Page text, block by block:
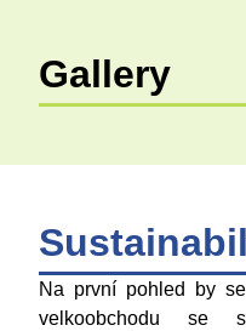
Gallery
Na první pohled by
velkoobchodu se